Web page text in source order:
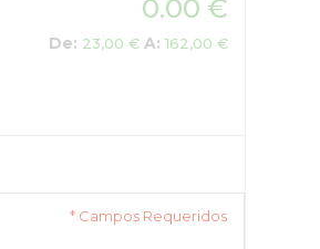
0.00 €
De: 23,00 € A: 162,00 €
* Campos Requeridos